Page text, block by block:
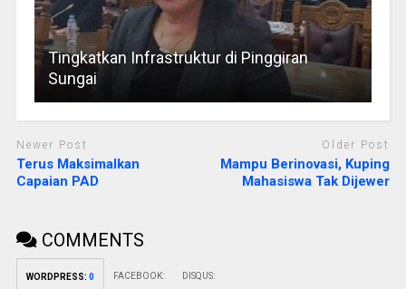
Tingkatkan Infrastruktur di Pinggiran
Sungai
Newer Post
Terus Maksimalkan
Capaian PAD
Older Post
Mampu Berinovasi, Kuping
Mahasiswa Tak Dijewer
COMMENTS
WORDPRESS: 0 FACEBOOK: DISQUS: